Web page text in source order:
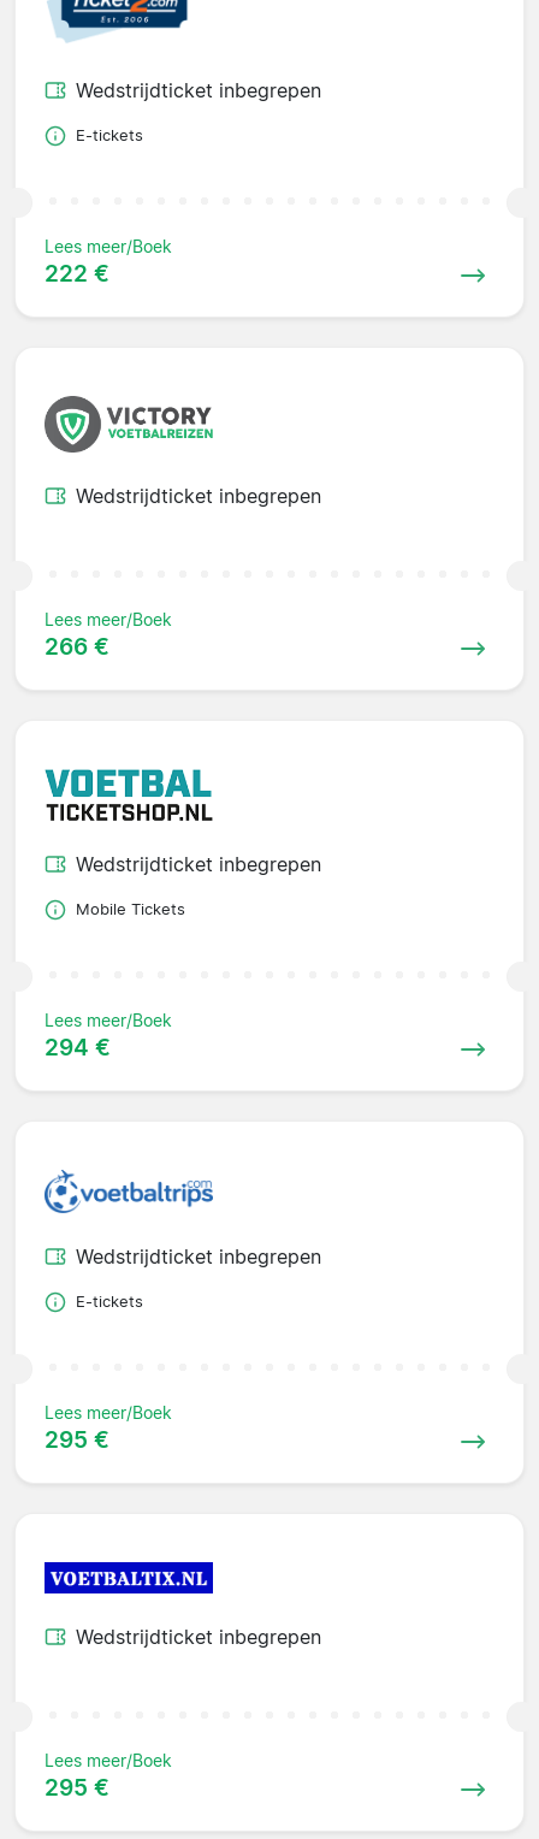
Wedstrijdticket inbegrepen
E-tickets
Lees meer/Boek
222 €
Wedstrijdticket inbegrepen
Lees meer/Boek
266 €
Wedstrijdticket inbegrepen
Mobile Tickets
Lees meer/Boek
294 €
Wedstrijdticket inbegrepen
E-tickets
Lees meer/Boek
295 €
Wedstrijdticket inbegrepen
Lees meer/Boek
295 €